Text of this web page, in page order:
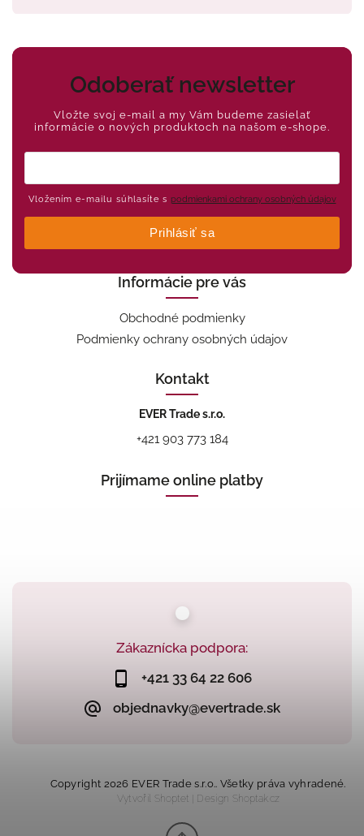
Zákaznícka podpora:
+421 33 64 22 606
objednavky@evertrade.sk
Odoberať newsletter
Vložte svoj e-mail a my Vám budeme zasielať
informácie o nových produktoch na našom e-shope.
Vložením e-mailu súhlasíte s podmienkami ochrany osobných údajov
Prihlásiť sa
Informácie pre vás
Obchodné podmienky
Podmienky ochrany osobných údajov
Kontakt
EVER Trade s.r.o.
+421 903 773 184
Prijímame online platby
Copyright 2026 EVER Trade s.r.o.. Všetky práva vyhradené.
Vytvořil Shoptet | Design Shoptak.cz